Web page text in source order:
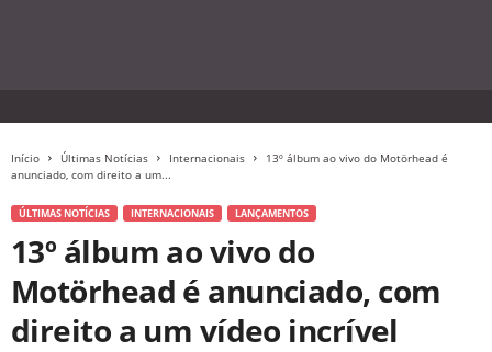
Início Últimas Notícias Internacionais
13º álbum ao vivo do Motörhead é
anunciado, com direito a um...
ÚLTIMAS NOTÍCIAS INTERNACIONAIS LANÇAMENTOS
13º álbum ao vivo do
Motörhead é anunciado, com
direito a um vídeo incrível